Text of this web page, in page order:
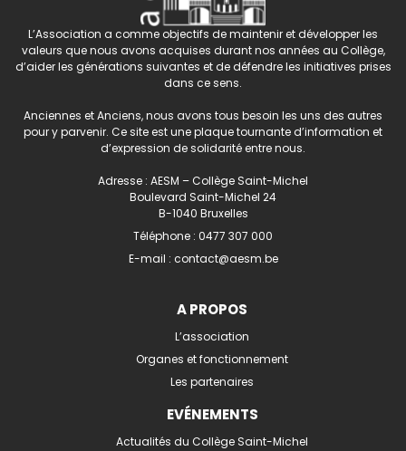
L’Association a comme objectifs de maintenir et développer les
valeurs que nous avons acquises durant nos années au Collège,
d’aider les générations suivantes et de défendre les initiatives prises
dans ce sens.
Anciennes et Anciens, nous avons tous besoin les uns des autres
pour y parvenir. Ce site est une plaque tournante d’information et
d’expression de solidarité entre nous.
Adresse : AESM – Collège Saint-Michel
Boulevard Saint-Michel 24
B-1040 Bruxelles
Téléphone : 0477 307 000
E-mail : contact@aesm.be
A PROPOS
L’association
Organes et fonctionnement
Les partenaires
EVÉNEMENTS
Actualités du Collège Saint-Michel